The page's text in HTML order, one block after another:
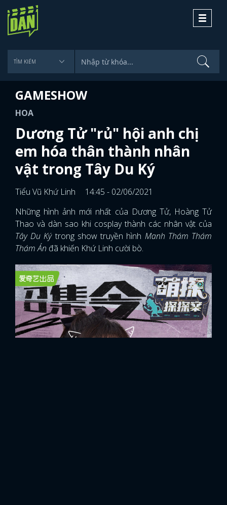
Toggle
GAMESHOW
HOA
Dương Tử "rủ" hội anh chị
em hóa thân thành nhân
vật trong Tây Du Ký
Tiểu Vũ Khứ Linh
14:45 - 02/06/2021
Những hình ảnh mới nhất của Dương Tử, Hoàng Tử
Thao và dàn sao khi cosplay thành các nhân vật của
Tây Du Kýtrong show truyền hình Manh Thám Thám
Thám Án đã khiến Khứ Linh cười bò.